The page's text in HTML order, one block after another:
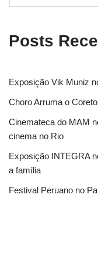
Posts
Exposição Vik Muniz
Choro Arruma o
Cinemateca do MAM
cinema no Rio
Exposição INTEGRA
a família
Festival Peruano no